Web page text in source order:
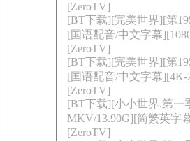
[ZeroTV]
[BT下载][完美世界][第
[国语配音/中文字幕
[ZeroTV]
[BT下载][完美世界][第
[国语配音/中文字幕][4K-
[ZeroTV]
[BT下载][小小世界.第一
MKV/13.90G][简繁英字
[ZeroTV]